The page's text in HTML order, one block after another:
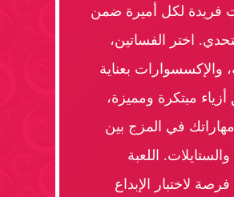
فريدة لكل أميرة ضمن
اختر الفساتين،
والإكسسوارات بعناية
أزياء مبتكرة ومميزة،
في المزج بين
والستايلات. اللعبة
لاختبار الإبداع